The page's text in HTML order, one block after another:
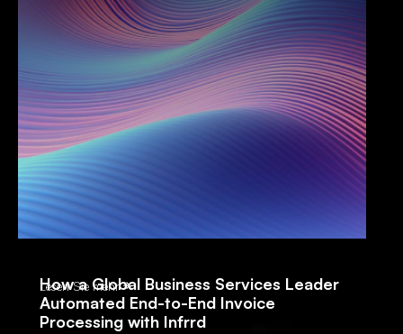
How a Global Business Services Leader
Automated End-to-End Invoice
Processing with Infrrd
Lesen Sie mehr